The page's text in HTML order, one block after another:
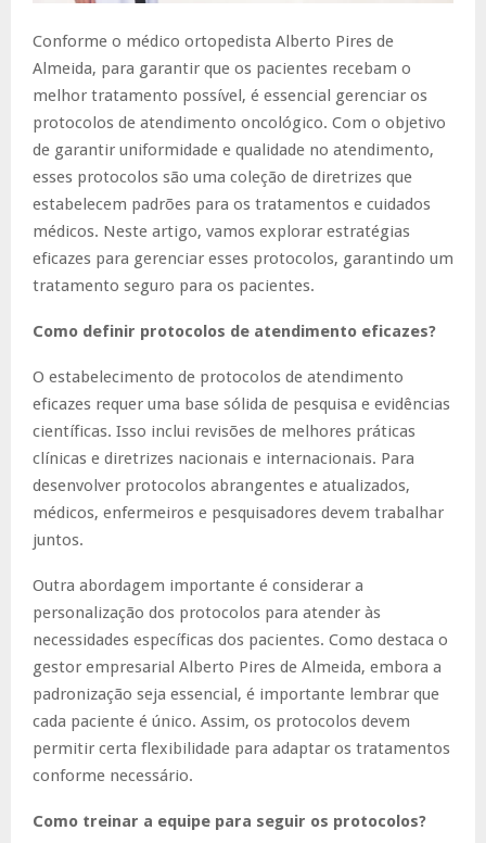
Conforme o médico ortopedista Alberto Pires de
Almeida, para garantir que os pacientes recebam o
melhor tratamento possível, é essencial gerenciar os
protocolos de atendimento oncológico. Com o objetivo
de garantir uniformidade e qualidade no atendimento,
esses protocolos são uma coleção de diretrizes que
estabelecem padrões para os tratamentos e cuidados
médicos. Neste artigo, vamos explorar estratégias
eficazes para gerenciar esses protocolos, garantindo um
tratamento seguro para os pacientes.
Como definir protocolos de atendimento eficazes?
O estabelecimento de protocolos de atendimento
eficazes requer uma base sólida de pesquisa e evidências
científicas. Isso inclui revisões de melhores práticas
clínicas e diretrizes nacionais e internacionais. Para
desenvolver protocolos abrangentes e atualizados,
médicos, enfermeiros e pesquisadores devem trabalhar
juntos.
Outra abordagem importante é considerar a
personalização dos protocolos para atender às
necessidades específicas dos pacientes. Como destaca o
gestor empresarial Alberto Pires de Almeida, embora a
padronização seja essencial, é importante lembrar que
cada paciente é único. Assim, os protocolos devem
permitir certa flexibilidade para adaptar os tratamentos
conforme necessário.
Como treinar a equipe para seguir os protocolos?